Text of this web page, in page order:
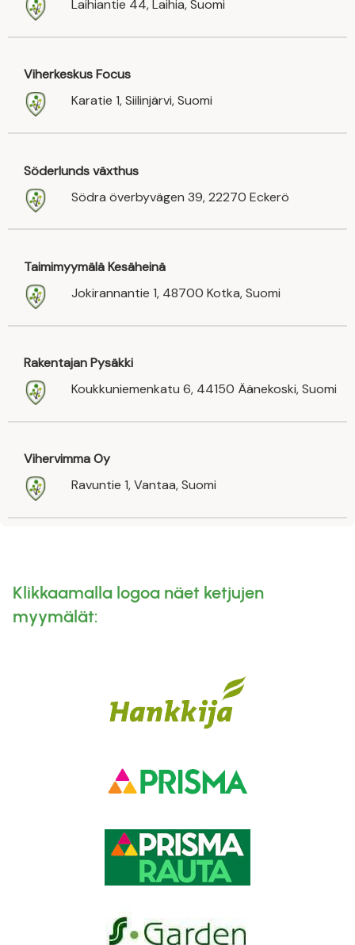
Laihiantie 44, Laihia, Suomi
Viherkeskus Focus
Karatie 1, Siilinjärvi, Suomi
Söderlunds växthus
Södra överbyvägen 39, 22270 Eckerö
Taimimyymälä Kesäheinä
Jokirannantie 1, 48700 Kotka, Suomi
Rakentajan Pysäkki
Koukkuniemenkatu 6, 44150 Äänekoski, Suomi
Vihervimma Oy
Ravuntie 1, Vantaa, Suomi
Klikkaamalla logoa näet ketjujen
myymälät: